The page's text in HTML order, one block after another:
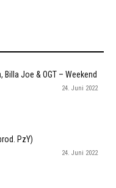
Billa Joe & OGT – Weekend
24. Juni 2022
PzY)
24. Juni 2022